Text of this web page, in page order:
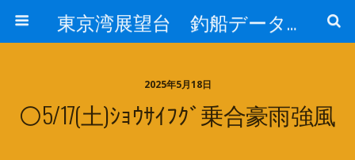
東京湾展望台 釣船データーベース
2025年5月18日
⚪5/17(土)ｼｮｳｻｲﾌｸﾞ乗合豪雨強風